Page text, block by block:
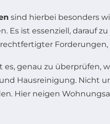
sind hierbei besonders
Es ist essenziell, darauf zu
es, genau zu überprüfen,
Hausreinigung. Nicht
Hier neigen